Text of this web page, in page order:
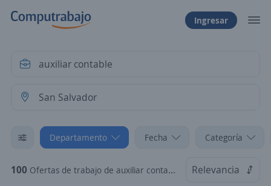
Ingresar
Departamento Fecha Categoría
100 Ofertas de trabajo de auxiliar contable en San Salvador, San Salvador Relevancia